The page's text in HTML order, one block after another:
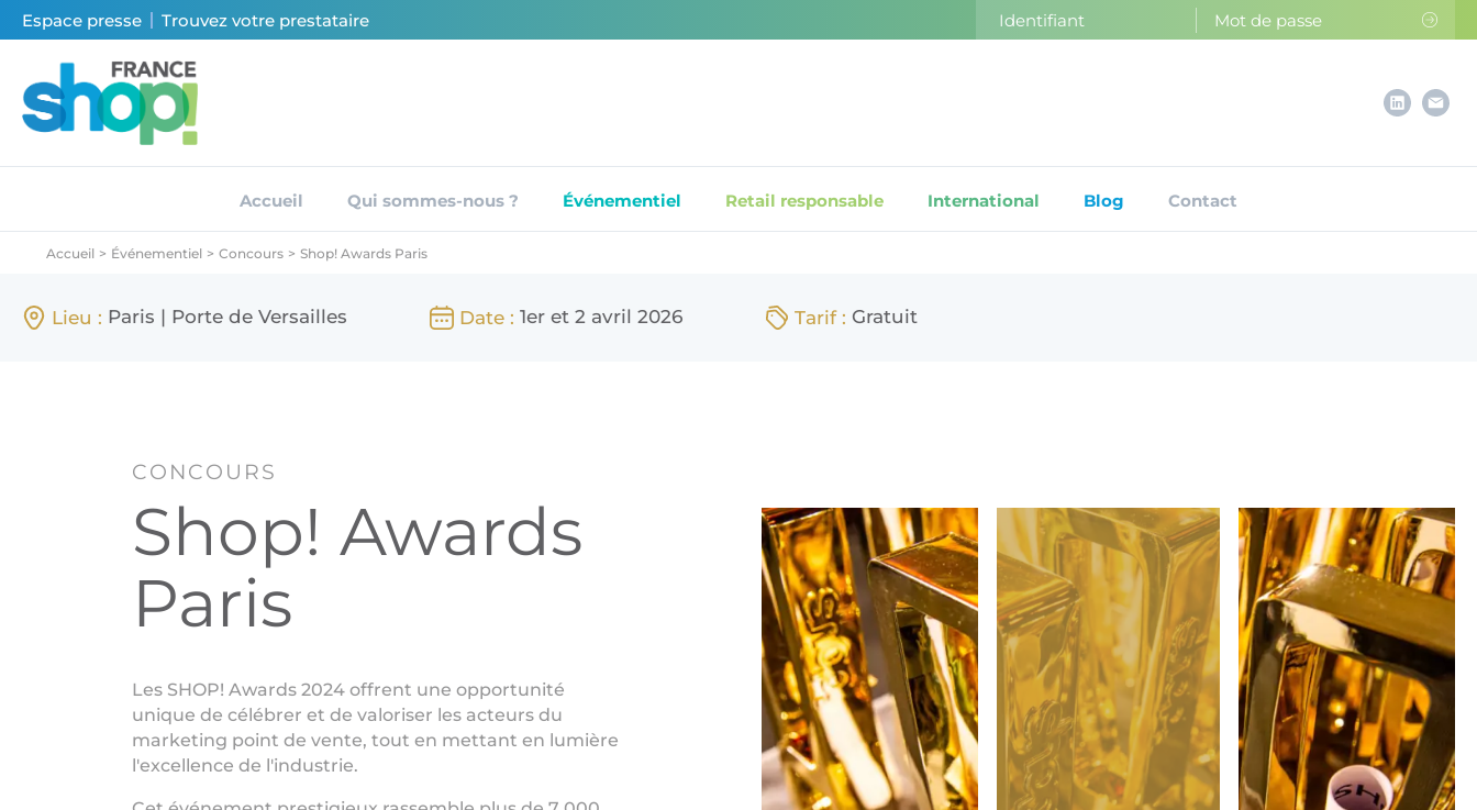
Espace presse Trouvez votre prestataire
Accueil Qui sommes-nous ? Événementiel Retail responsable International Blog Contact
Accueil > Événementiel > Concours > Shop! Awards Paris
Lieu : Paris | Porte de Versailles Date : 1er et 2 avril 2026 Tarif : Gratuit
CONCOURS
Shop! Awards
Paris
Les SHOP! Awards 2024 offrent une opportunité
unique de célébrer et de valoriser les acteurs du
marketing point de vente, tout en mettant en lumière
l'excellence de l'industrie.